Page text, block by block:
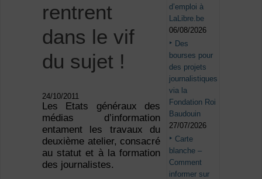
rentrent
dans le vif
du sujet !
24/10/2011
Les Etats généraux des
médias d’information
entament les travaux du
deuxième atelier, consacré
au statut et à la formation
des journalistes.
d’emploi à
LaLibre.be
06/08/2026
Des
bourses pour
des projets
journalistiques
via la
Fondation Roi
Baudouin
27/07/2026
Carte
blanche –
Comment
informer sur